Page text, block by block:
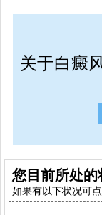
关于白癜
您目前所处的
如果有以下状况可